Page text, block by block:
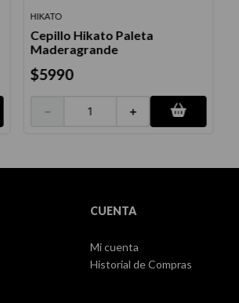
HIKATO
Cepillo Hikato Paleta
Maderagrande
$5990
＋
－
CUENTA
Mi cuenta
Historial de Compras